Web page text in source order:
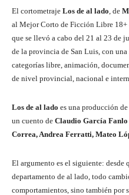
El cortometraje Los de al lado , de
al Mejor Corto de Ficción Libre 18+
que se llevó a cabo del 21 al 23 de
de la provincia de San Luis, con
categorías libre, animación,
de nivel provincial, nacional e
Los de al lado es una producción de
un cuento de Claudio García Fanlo
Correa, Andrea Ferratti, Mateo
El argumento es el siguiente: desde
departamento de al lado, todo
comportamientos, sino también por